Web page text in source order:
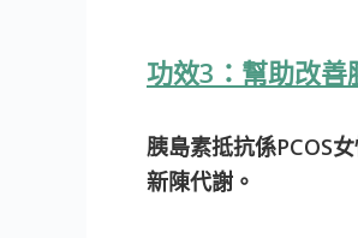
功效3：幫助改善
胰島素抵抗係PCOS
新陳代謝。